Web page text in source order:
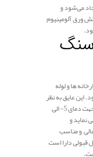
متری ایجاد می‌شود و
ورق آلومینیوم
سنگ
ها و لوله
این عایق به نظر
قیمیتی مقرون به صرفه بود ه و جهت دمای 5- الی
نماید و
و مناسب
قبولی دارا است